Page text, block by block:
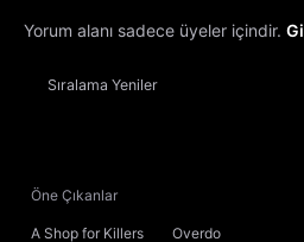
Yorum alanı sadece üyeler içindir.
Sıralama Yeniler
Öne Çıkanlar
A Shop for Killers Overdo